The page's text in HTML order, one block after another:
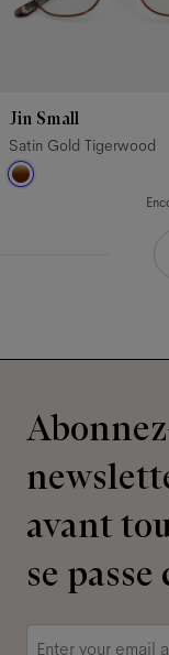
Jin Small
Satin Gold Tigerwood
avant
se passe
Adresse